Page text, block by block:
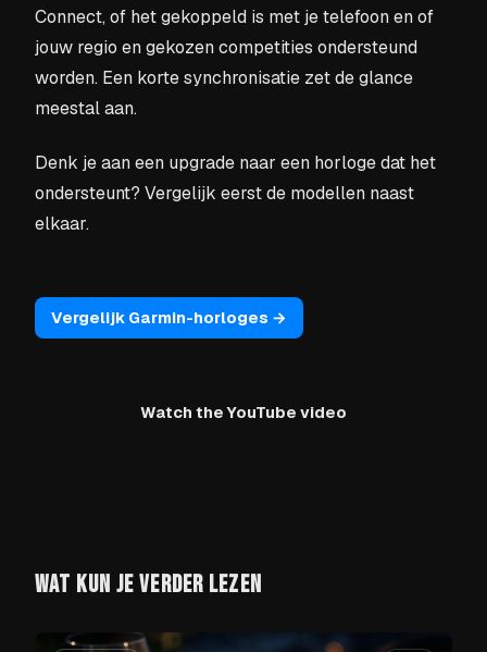
Connect, of het gekoppeld is met je telefoon en of
jouw regio en gekozen competities ondersteund
worden. Een korte synchronisatie zet de glance
meestal aan.
Denk je aan een upgrade naar een horloge dat het
ondersteunt? Vergelijk eerst de modellen naast
elkaar.
Vergelijk Garmin-horloges →
Watch the YouTube video
WAT KUN JE VERDER LEZEN